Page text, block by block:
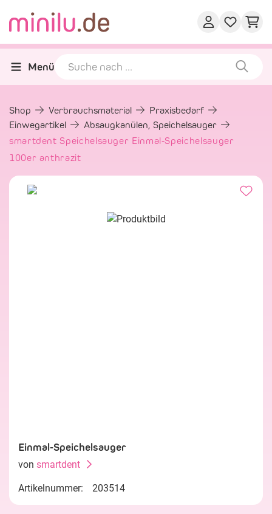
Menü
Shop Verbrauchsmaterial
Praxisbedarf
Einwegartikel
Absaugkanülen, Speichelsauger
smartdent Speichelsauger Einmal-Speichelsauger
100er anthrazit
Einmal-Speichelsauger
von smartdent
Artikelnummer: 203514